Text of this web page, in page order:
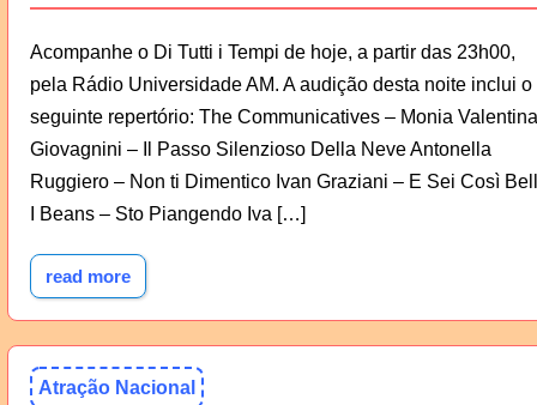
Acompanhe o Di Tutti i Tempi de hoje, a partir das 23h00,
pela Rádio Universidade AM. A audição desta noite inclui o
seguinte repertório: The Communicatives – Monia Valentina
Giovagnini – Il Passo Silenzioso Della Neve Antonella
Ruggiero – Non ti Dimentico Ivan Graziani – E Sei Così
I Beans – Sto Piangendo Iva […]
read more
Atração Nacional